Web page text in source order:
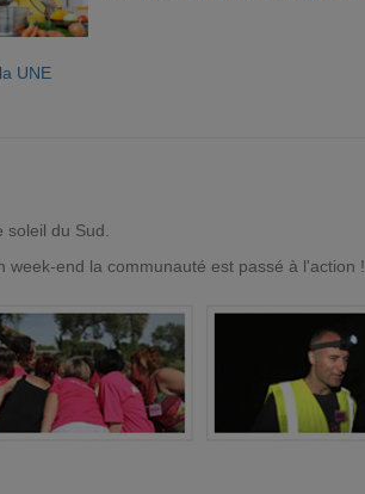
UNE
soleil du Sud.
end la communauté est passé à l'action !